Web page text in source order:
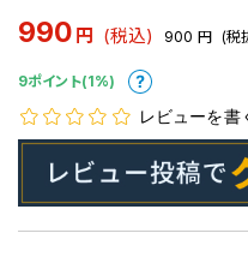
990 円 (税込) 900 円 (税
9ポイント(1%)
レビューを書